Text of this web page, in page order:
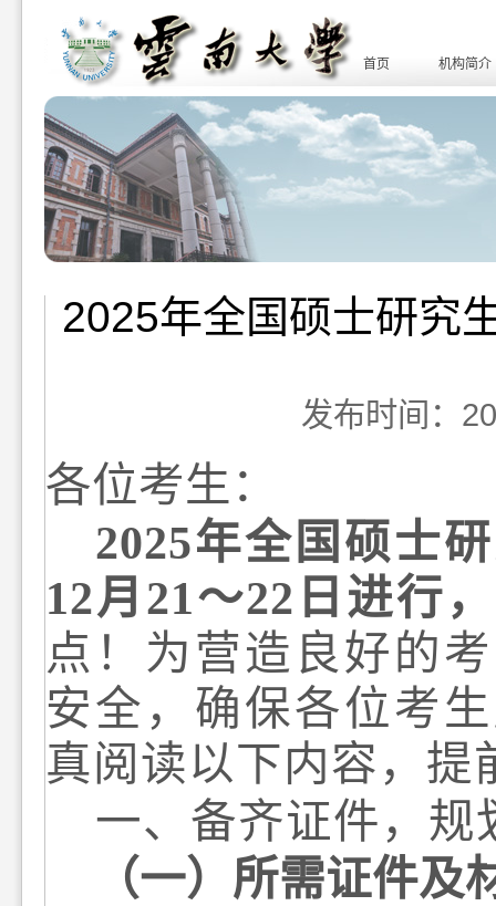
首页 机构简介
2025年全国硕士研究
发布时间：
各位考生：
2025年全国硕士
12月 21～22 日进行 ，
点 ！为营造良好的
安全 ， 确保各位考
真阅读以下内容 ，提
一、 备齐证件，规
（一）所需证件及